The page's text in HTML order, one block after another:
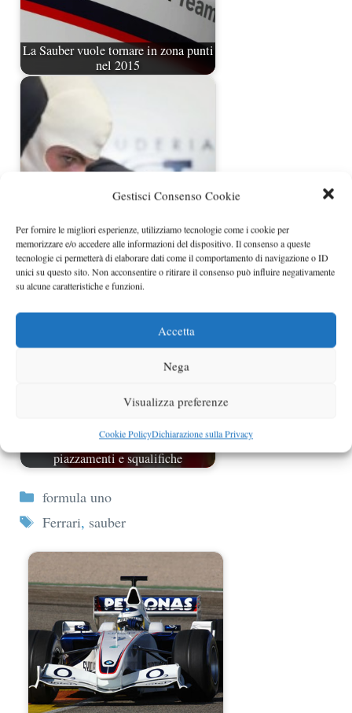
Gestisci Consenso Cookie
Per fornire le migliori esperienze, utilizziamo tecnologie come i cookie per
memorizzare e/o accedere alle informazioni del dispositivo. Il consenso a queste
tecnologie ci permetterà di elaborare dati come il comportamento di navigazione o ID
unici su questo sito. Non acconsentire o ritirare il consenso può influire negativamente
su alcune caratteristiche e funzioni.
Accetta
Nega
Visualizza preferenze
Cookie PolicyDichiarazione sulla Privacy
La Sauber vuole tornare in zona punti
nel 2015
La PU Renault penalizza Toro Rosso
Il Gp di Sochi della Ferrari, tra
piazzamenti e squalifiche
Categorie
formula uno
Tag
Ferrari, sauber